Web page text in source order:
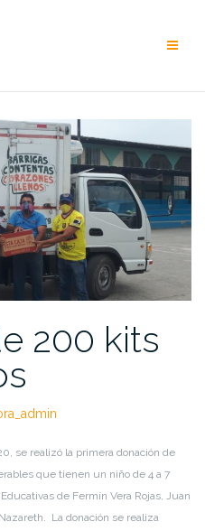
200 kits
se realizó la primera donación de
que tienen un niño de 4 a 7
de Fermín Vera Rojas, Juan
La donación se realiza